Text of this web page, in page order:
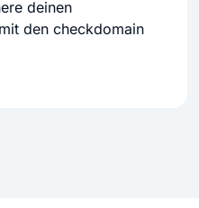
deinen
den checkdomain